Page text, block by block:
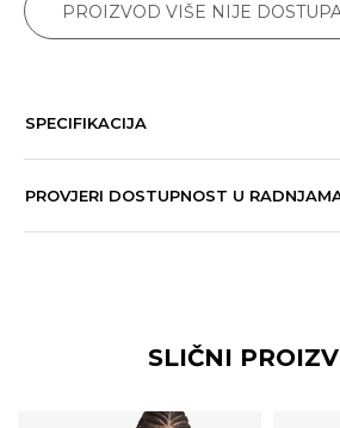
PROIZVOD VIŠE NIJE
SPECIFIKACIJA
PROVJERI DOSTUPNOST U
SLIČNI